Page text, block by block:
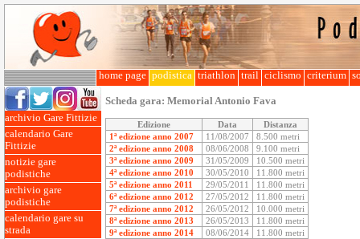
home page podistica triathlon trail ciclismo criterium
archivio Gare Fittizie
calendario Gare
Fittizie
notizie gare
podistiche
archivio gare
podistiche
calendario gare su
strada
Scheda gara: Memorial Antonio Fava
Edizione Data
Distanza
1ª edizione anno 2007
11/08/2007
8.500 metri
2ª edizione anno 2008
08/06/2008
9.100 metri
3ª edizione anno 2009
31/05/2009
10.500 metri
4ª edizione anno 2010
30/05/2010
11.800 metri
5ª edizione anno 2011
29/05/2011
11.800 metri
6ª edizione anno 2012
27/05/2012
11.800 metri
7ª edizione anno 2012
26/05/2012
10.000 metri
8ª edizione anno 2013
26/05/2013
11.800 metri
9ª edizione anno 2014
08/06/2014
11.800 metri